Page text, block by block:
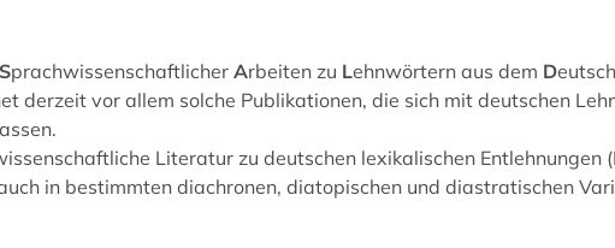
Sprachwissenschaftlicher Arbeiten zu Lehnwörtern aus dem D
derzeit vor allem solche Publikationen, die sich mit deutschen
Literatur zu deutschen lexikalischen Entlehnungen
in bestimmten diachronen, diatopischen und diastratischen